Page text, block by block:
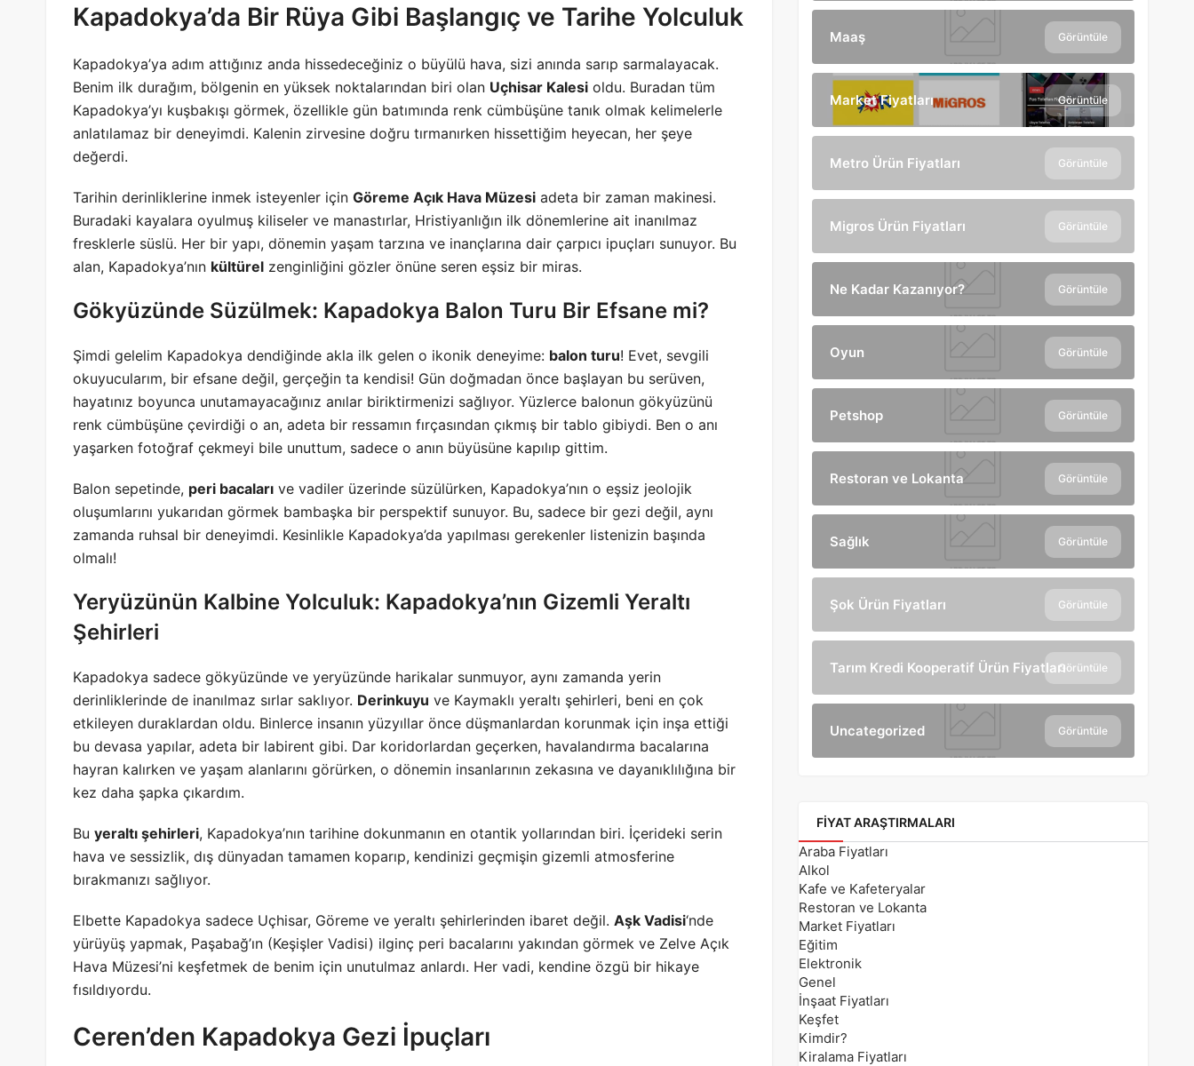
Kapadokya’da Bir Rüya Gibi Başlangıç ve Tarihe Yolculuk
Kapadokya’ya adım attığınız anda hissedeceğiniz o büyülü hava, sizi anında sarıp sarmalayacak.
Benim ilk durağım, bölgenin en yüksek noktalarından biri olan Uçhisar Kalesi oldu. Buradan tüm
Kapadokya’yı kuşbakışı görmek, özellikle gün batımında renk cümbüşüne tanık olmak kelimelerle
anlatılamaz bir deneyimdi. Kalenin zirvesine doğru tırmanırken hissettiğim heyecan, her şeye
değerdi.
Tarihin derinliklerine inmek isteyenler için Göreme Açık Hava Müzesi adeta bir zaman makinesi.
Buradaki kayalara oyulmuş kiliseler ve manastırlar, Hristiyanlığın ilk dönemlerine ait inanılmaz
fresklerle süslü. Her bir yapı, dönemin yaşam tarzına ve inançlarına dair çarpıcı ipuçları sunuyor. Bu
alan, Kapadokya’nın kültürel zenginliğini gözler önüne seren eşsiz bir miras.
Gökyüzünde Süzülmek: Kapadokya Balon Turu Bir Efsane mi?
Şimdi gelelim Kapadokya dendiğinde akla ilk gelen o ikonik deneyime: balon turu! Evet, sevgili
okuyucularım, bir efsane değil, gerçeğin ta kendisi! Gün doğmadan önce başlayan bu serüven,
hayatınız boyunca unutamayacağınız anılar biriktirmenizi sağlıyor. Yüzlerce balonun gökyüzünü
renk cümbüşüne çevirdiği o an, adeta bir ressamın fırçasından çıkmış bir tablo gibiydi. Ben o anı
yaşarken fotoğraf çekmeyi bile unuttum, sadece o anın büyüsüne kapılıp gittim.
Balon sepetinde, peri bacaları ve vadiler üzerinde süzülürken, Kapadokya’nın o eşsiz jeolojik
oluşumlarını yukarıdan görmek bambaşka bir perspektif sunuyor. Bu, sadece bir gezi değil, aynı
zamanda ruhsal bir deneyimdi. Kesinlikle Kapadokya’da yapılması gerekenler listenizin başında
olmalı!
Yeryüzünün Kalbine Yolculuk: Kapadokya’nın Gizemli Yeraltı
Şehirleri
Kapadokya sadece gökyüzünde ve yeryüzünde harikalar sunmuyor, aynı zamanda yerin
derinliklerinde de inanılmaz sırlar saklıyor. Derinkuyu ve Kaymaklı yeraltı şehirleri, beni en çok
etkileyen duraklardan oldu. Binlerce insanın yüzyıllar önce düşmanlardan korunmak için inşa ettiği
bu devasa yapılar, adeta bir labirent gibi. Dar koridorlardan geçerken, havalandırma bacalarına
hayran kalırken ve yaşam alanlarını görürken, o dönemin insanlarının zekasına ve dayanıklılığına bir
kez daha şapka çıkardım.
Bu yeraltı şehirleri, Kapadokya’nın tarihine dokunmanın en otantik yollarından biri. İçerideki serin
hava ve sessizlik, dış dünyadan tamamen koparıp, kendinizi geçmişin gizemli atmosferine
bırakmanızı sağlıyor.
Elbette Kapadokya sadece Uçhisar, Göreme ve yeraltı şehirlerinden ibaret değil. Aşk Vadisi‘nde
yürüyüş yapmak, Paşabağ’ın (Keşişler Vadisi) ilginç peri bacalarını yakından görmek ve Zelve Açık
Hava Müzesi’ni keşfetmek de benim için unutulmaz anlardı. Her vadi, kendine özgü bir hikaye
fısıldıyordu.
Ceren’den Kapadokya Gezi İpuçları
Maaş Görüntüle
Market Fiyatları Görüntüle
Metro Ürün Fiyatları Görüntüle
Migros Ürün Fiyatları Görüntüle
Ne Kadar Kazanıyor? Görüntüle
Oyun Görüntüle
Petshop Görüntüle
Restoran ve Lokanta Görüntüle
Sağlık Görüntüle
Şok Ürün Fiyatları Görüntüle
Tarım Kredi Kooperatif Ürün FiyatlarıGörüntüle
Uncategorized Görüntüle
FIYAT ARAŞTIRMALARI
Araba Fiyatları
Alkol
Kafe ve Kafeteryalar
Restoran ve Lokanta
Market Fiyatları
Eğitim
Elektronik
Genel
İnşaat Fiyatları
Keşfet
Kimdir?
Kiralama Fiyatları